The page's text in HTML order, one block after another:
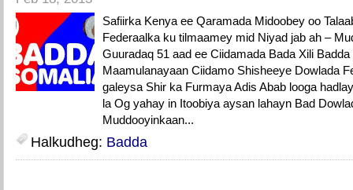
Safiirka Kenya ee Qaramada Midoobey oo
Federaalka ku tilmaamey mid Niyad jab ah –
Guuradaq 51 aad ee Ciidamada Bada Xili
Maamulanayaan Ciidamo Shisheeye Dowlada
galeysa Shir ka Furmaya Adis Abab looga
la Og yahay in Itoobiya aysan lahayn Bad
Muddooyinkaan...
Halkudheg: Badda